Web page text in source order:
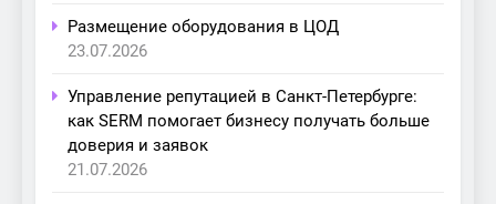
Размещение оборудования в ЦОД
23.07.2026
Управление репутацией в Санкт-Петербурге:
как SERM помогает бизнесу получать больше
доверия и заявок
21.07.2026